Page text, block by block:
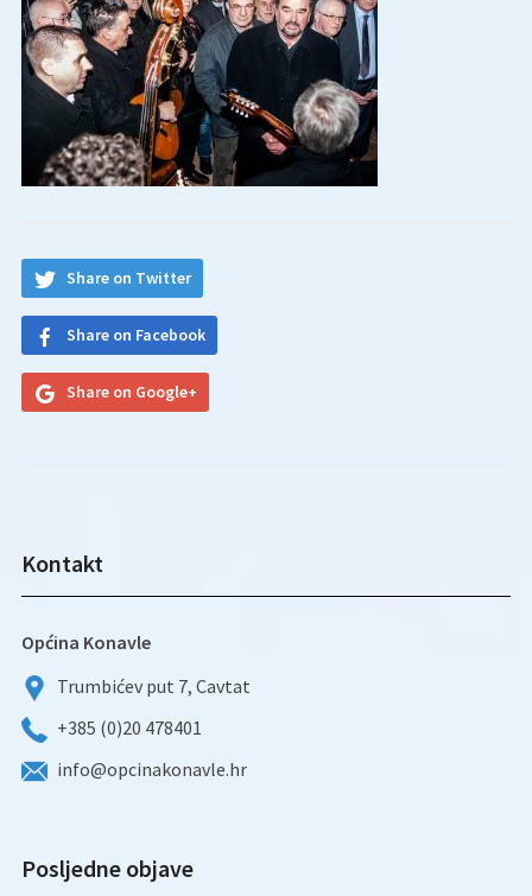
Share on Twitter
Share on Facebook
Share on Google+
Kontakt
Općina Konavle
Trumbićev put 7, Cavtat
+385 (0)20 478401
info@opcinakonavle.hr
Posljedne objave